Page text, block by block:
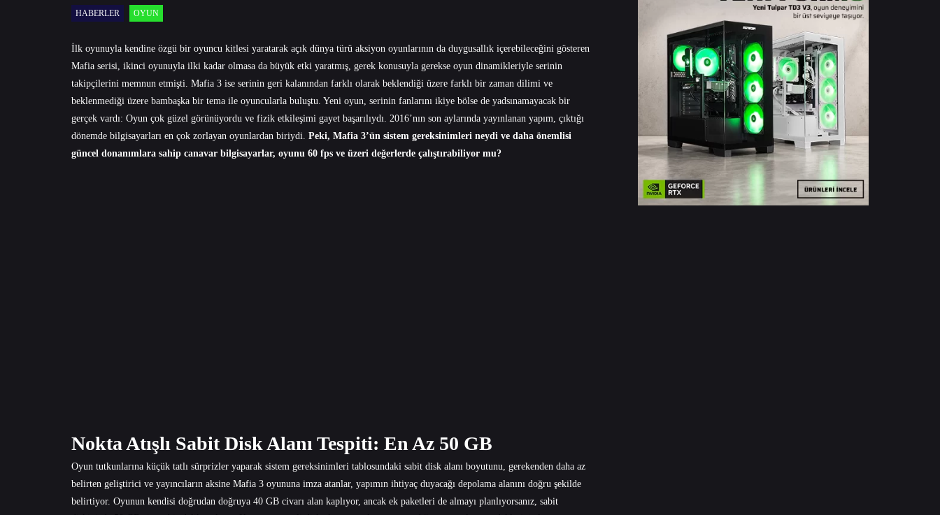
HABERLER OYUN
İlk oyunuyla kendine özgü bir oyuncu kitlesi yaratarak açık dünya türü aksiyon oyunlarının da duygusallık içerebileceğini gösteren
Mafia serisi, ikinci oyunuyla ilki kadar olmasa da büyük etki yaratmış, gerek konusuyla gerekse oyun dinamikleriyle serinin
takipçilerini memnun etmişti. Mafia 3 ise serinin geri kalanından farklı olarak beklendiği üzere farklı bir zaman dilimi ve
beklenmediği üzere bambaşka bir tema ile oyuncularla buluştu. Yeni oyun, serinin fanlarını ikiye bölse de yadsınamayacak bir
gerçek vardı: Oyun çok güzel görünüyordu ve fizik etkileşimi gayet başarılıydı. 2016’nın son aylarında yayınlanan yapım, çıktığı
dönemde bilgisayarları en çok zorlayan oyunlardan biriydi. Peki, Mafia 3’ün sistem gereksinimleri neydi ve daha önemlisi
güncel donanımlara sahip canavar bilgisayarlar, oyunu 60 fps ve üzeri değerlerde çalıştırabiliyor mu?
Nokta Atışlı Sabit Disk Alanı Tespiti: En Az 50 GB
Oyun tutkunlarına küçük tatlı sürprizler yaparak sistem gereksinimleri tablosundaki sabit disk alanı boyutunu, gerekenden daha az
belirten geliştirici ve yayıncıların aksine Mafia 3 oyununa imza atanlar, yapımın ihtiyaç duyacağı depolama alanını doğru şekilde
belirtiyor. Oyunun kendisi doğrudan doğruya 40 GB civarı alan kaplıyor, ancak ek paketleri de almayı planlıyorsanız, sabit